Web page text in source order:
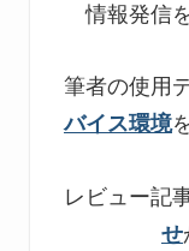
情報発信
筆者の使用
バイス環境
レビュー記
せ